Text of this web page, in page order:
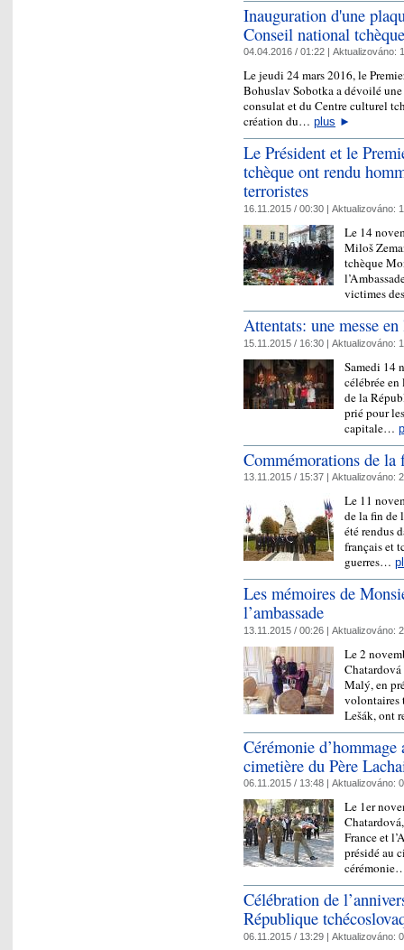
Inauguration d'une
Conseil national tchèque
04.04.2016 / 01:22 | Aktualizováno:
Le jeudi 24 mars 2016, le
Bohuslav Sobotka a dévoilé
consulat et du Centre culturel
création du… plus ►
Le Président et le
tchèque ont rendu
terroristes
16.11.2015 / 00:30 | Aktualizováno:
Le 14
Miloš
tchèque
victimes
Attentats: une messe
15.11.2015 / 16:30 | Aktualizováno:
Samedi 14
célébrée
de la
prié pour
capitale…
Commémorations de
13.11.2015 / 15:37 | Aktualizováno:
Le 11
de la fin de
été rendus
français et
guerres…
Les mémoires de
l’ambassade
13.11.2015 / 00:26 | Aktualizováno:
Le 2
Malý, en
volontaires
Lešák, ont
Cérémonie
cimetière du Père
06.11.2015 / 13:48 | Aktualizováno:
Le 1er
France et
présidé au
Célébration de
République
06.11.2015 / 13:29 | Aktualizováno: